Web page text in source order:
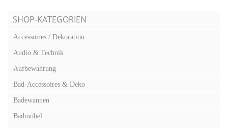
SHOP-KATEGORIEN
Accessoires / Dekoration
Audio & Technik
Aufbewahrung
Bad-Accessoires & Deko
Badewannen
Badmöbel